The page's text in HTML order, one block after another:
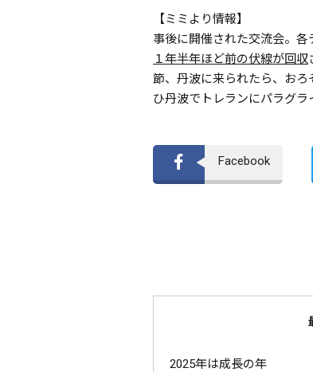
【ミミより情報】
事後に開催された交流会。各
１年半年ほど前の伏線が回収
節、丹波に来られたら、お
ひ丹波でトレランにパラグラ
Facebook
2025年は成長の年